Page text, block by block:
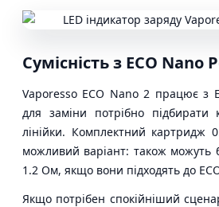
Сумісність з ECO Nano
Vaporesso ECO Nano 2 працює з
для заміни потрібно підбирати
лінійки. Комплектний
можливий варіант: також можуть
1.2 Ом, якщо вони підходять до
Якщо потрібен спокійніший